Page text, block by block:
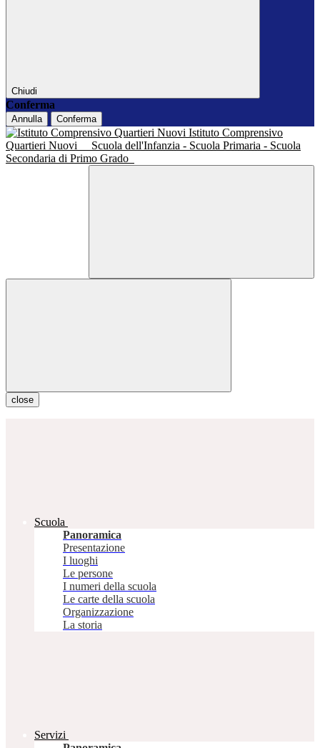
Chiudi
Conferma
Annulla Conferma
Istituto Comprensivo
Quartieri Nuovi
Scuola dell'Infanzia - Scuola Primaria - Scuola
Secondaria di Primo Grado
close
Scuola
Panoramica
Presentazione
I luoghi
Le persone
I numeri della scuola
Le carte della scuola
Organizzazione
La storia
Servizi